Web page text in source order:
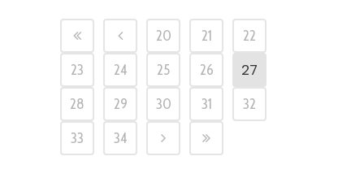
20 21
22
23
24 25 26 27
28 29 30 31
32
33
34